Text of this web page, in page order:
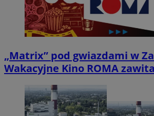
„Matrix” pod gwiazdami w
Wakacyjne Kino ROMA